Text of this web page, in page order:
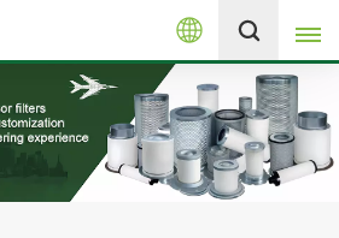
Русский
English
español